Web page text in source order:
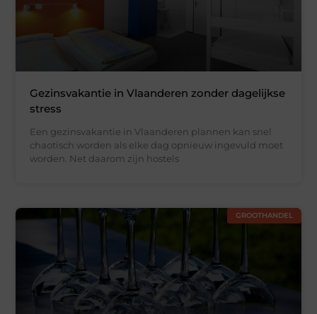
Gezinsvakantie in Vlaanderen zonder dagelijkse
stress
Een gezinsvakantie in Vlaanderen plannen kan snel
chaotisch worden als elke dag opnieuw ingevuld moet
worden. Net daarom zijn hostels
GROOTHANDEL